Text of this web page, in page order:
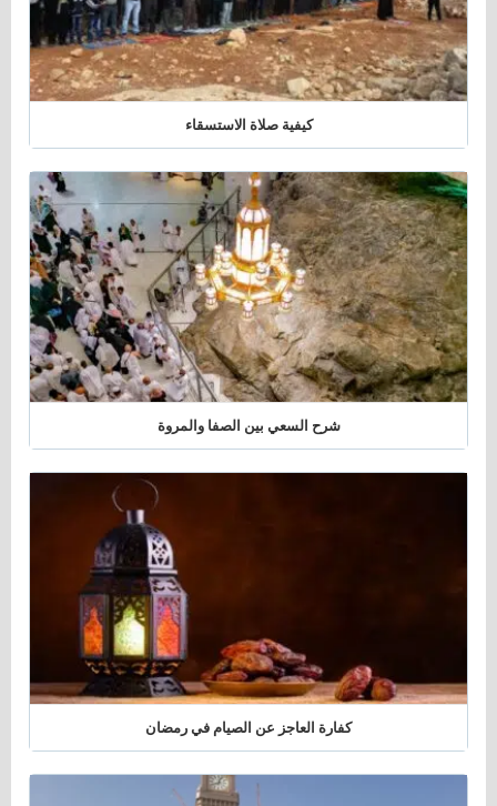
كيفية صلاة الاستسقاء
شرح السعي بين الصفا والمروة
كفارة العاجز عن الصيام في رمضان